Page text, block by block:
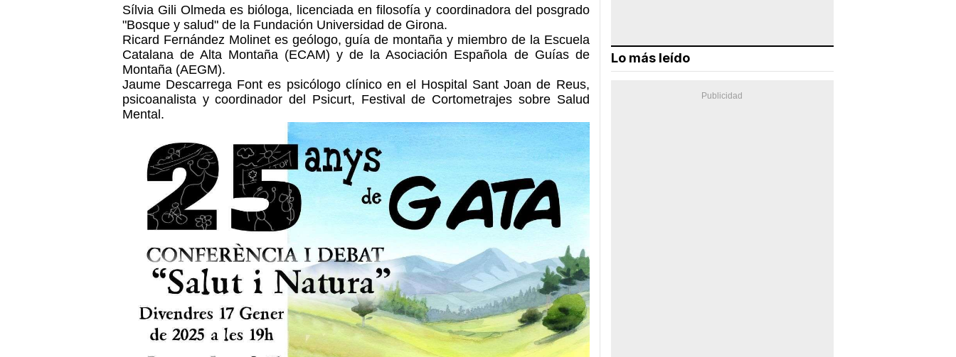
Sílvia Gili Olmeda es bióloga, licenciada en filosofía y coordinadora del posgrado
"Bosque y salud" de la Fundación Universidad de Girona.
Ricard Fernández Molinet es geólogo, guía de montaña y miembro de la Escuela
Catalana de Alta Montaña (ECAM) y de la Asociación Española de Guías de
Montaña (AEGM).
Jaume Descarrega Font es psicólogo clínico en el Hospital Sant Joan de Reus,
psicoanalista y coordinador del Psicurt, Festival de Cortometrajes sobre Salud
Mental.
Lo más leído